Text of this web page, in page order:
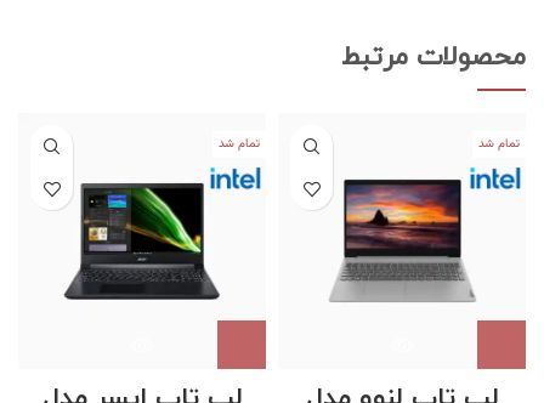
محصولات مرتبط
تمام شد تمام شد